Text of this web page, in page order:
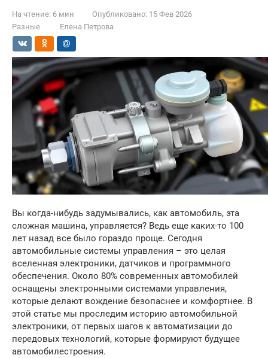
На чтение: 6 мин Опубликовано: 15 Фев 2026
Разные
Елена Петрова
Вы когда-нибудь задумывались, как автомобиль, эта
сложная машина, управляется? Ведь еще каких-то 100
лет назад все было гораздо проще. Сегодня
автомобильные системы управления – это целая
вселенная электроники, датчиков и программного
обеспечения. Около 80% современных автомобилей
оснащены электронными системами управления,
которые делают вождение безопаснее и комфортнее. В
этой статье мы проследим историю автомобильной
электроники, от первых шагов к автоматизации до
передовых технологий, которые формируют будущее
автомобилестроения.